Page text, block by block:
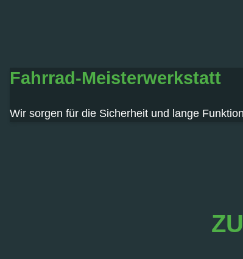
Fahrrad-Meisterwerkstatt
Wir sorgen für die Sicherheit und lange